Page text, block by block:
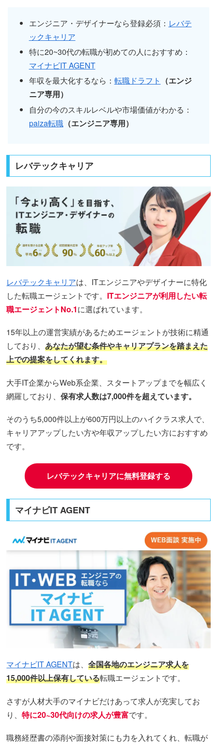
エンジニア・デザイナーなら登録必須： レバテ
ックキャリア
特に20~30代の転職が初めての人におすすめ：
マイナビIT AGENT
年収を最大化するなら： 転職ドラフト
（エンジ
ニア専用）
自分の今のスキルレベルや市場価値がわかる：
paiza転職（エンジニア専用）
レバテックキャリア
レバテックキャリアは、ITエンジニアやデザイナーに特化
した転職エージェントです。 ITエンジニアが利用したい転
職エージェントNo.1に選ばれています。
15年以上の運営実績があるためエージェントが技術に精通
しており、あなたが望む条件やキャリアプランを踏まえた
上での提案をしてくれます。
大手IT企業からWeb系企業、スタートアップまでを幅広く
網羅しており、保有求人数は7,000件を超えています。
そのうち5,000件以上が600万円以上のハイクラス求人で、
キャリアアップしたい方や年収アップしたい方におすすめ
です。
レバテックキャリアに無料登録する
マイナビIT AGENT
マイナビIT AGENTは、全国各地のエンジニア求人を
15,000件以上保有している転職エージェントです。
さすが人材大手のマイナビだけあって求人が充実してお
り、特に20~30代向けの求人が豊富です。
職務経歴書の添削や面接対策にも力を入れてくれ、転職が